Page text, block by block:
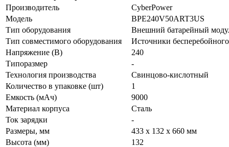
Производитель
CyberPower
Модель
BPE240V50ART3US
Тип оборудования
Внешний батарейный
Тип совместимого оборудования
Источники
Напряжение (В)
240
Типоразмер
-
Технология производства
Свинцово-кислотный
Количество в упаковке (шт)
1
Емкость (мАч)
9000
Материал корпуса
Сталь
Ток зарядки
-
Размеры, мм
433 x 132 x 660 мм
Высота (мм)
132